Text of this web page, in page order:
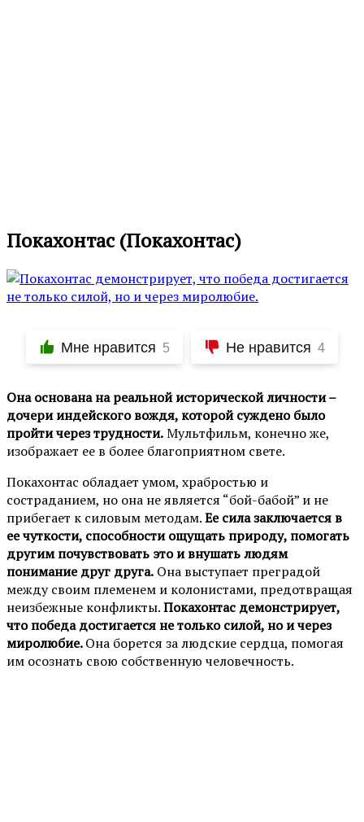
Покахонтас (Покахонтас)
Мне нравится 5 Не нравится 4
Она основана на реальной исторической личности –
дочери индейского вождя, которой суждено было
пройти через трудности.Мультфильм, конечно же,
изображает ее в более благоприятном свете.
Покахонтас обладает умом, храбростью и
состраданием, но она не является “бой-бабой” и не
прибегает к силовым методам.Ее сила заключается в
ее чуткости, способности ощущать природу, помогать
другим почувствовать это и внушать людям
понимание друг друга. Она выступает преградой
между своим племенем и колонистами, предотвращая
неизбежные конфликты.Покахонтас демонстрирует,
что победа достигается не только силой, но и через
миролюбие.Она борется за людские сердца, помогая
им осознать свою собственную человечность.